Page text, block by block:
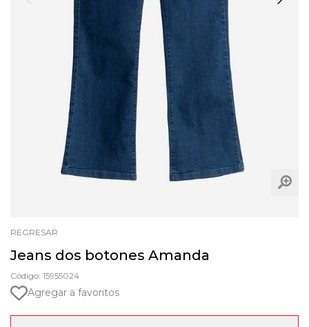
REGRESAR
Jeans dos botones Amanda
Código: 15955024
Agregar a favoritos